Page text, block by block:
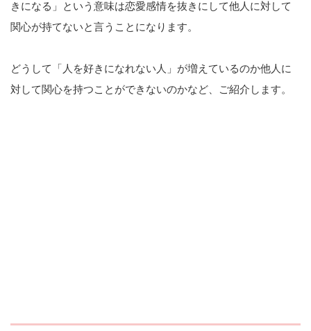
きになる」という意味は恋愛感情を抜きにして他人に対して
関心が持てないと言うことになります。
どうして「人を好きになれない人」が増えているのか他人に
対して関心を持つことができないのかなど、ご紹介します。